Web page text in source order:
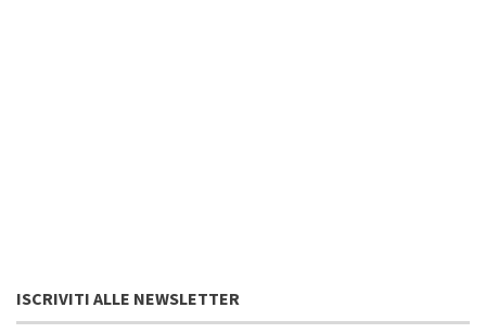
ISCRIVITI ALLE NEWSLETTER